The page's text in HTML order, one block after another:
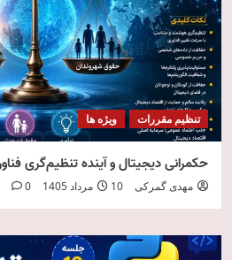
تنظیم مقررات ویژه ها
حکمرانی دیجیتال و آینده تنظیم‌گری
مهدی گمرکی 10 مرداد 1405 0